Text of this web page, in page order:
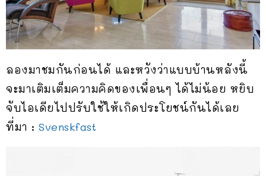
ลองมาชมกันก่อนได้ และหวังว่าแบบบ้านหลังนี้
จะมาเติมเต็มความคิดของเพื่อนๆ ได้ไม่น้อย หยิบ
จับไอเดียไปปรับใช้ให้เกิดประโยชน์กันได้เลย
ที่มา : Svenskfast